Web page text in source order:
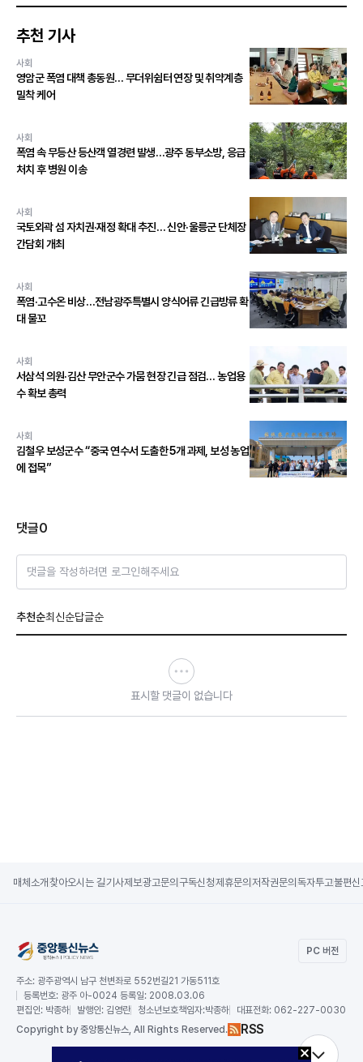
추천 기사
사회
영암군 폭염 대책 총동원… 무더위쉼터 연장 및 취약계층
밀착 케어
사회
폭염 속 무등산 등산객 열경련 발생…광주 동부소방, 응급
처치 후 병원 이송
사회
국토외곽 섬 자치권·재정 확대 추진… 신안·울릉군 단체장
간담회 개최
사회
폭염·고수온 비상…전남광주특별시 양식어류 긴급방류 확
대 물꼬
사회
서삼석 의원·김산 무안군수 가뭄 현장 긴급 점검… 농업용
수 확보 총력
사회
김철우 보성군수 “중국 연수서 도출한 5개 과제, 보성 농업
에 접목”
댓글0
댓글을 작성하려면 로그인해주세요
추천순최신순답글순
표시할 댓글이 없습니다
매체소개 찾아오시는 길기사제보광고문의 구독신청제휴문의 저작권문의 독자투고불편신
PC 버전
주소: 광주광역시 남구 천변좌로 552번길21 가동511호
등록번호: 광주 아-0024 등록일: 2008.03.06
편집인: 박종하 발행인: 김영란 청소년보호책임자:박종하 대표전화: 062-227-0030
Copyright by 중앙통신뉴스, All Rights Reserved. RSS